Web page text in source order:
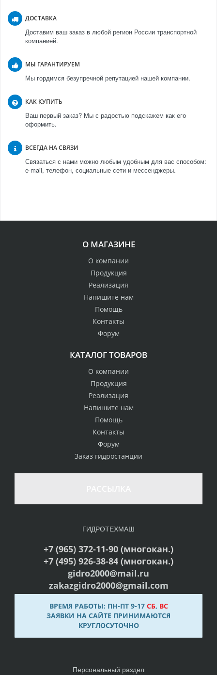
ДОСТАВКА
Доставим ваш заказ в любой регион России транспортной
компанией.
МЫ ГАРАНТИРУЕМ
Мы гордимся безупречной репутацией нашей компании.
КАК КУПИТЬ
Ваш первый заказ? Мы с радостью подскажем как его
оформить.
ВСЕГДА НА СВЯЗИ
Связаться с нами можно любым удобным для вас способом:
e-mail, телефон, социальные сети и мессенджеры.
О МАГАЗИНЕ
О компании
Продукция
Реализация
Напишите нам
Помощь
Контакты
Форум
КАТАЛОГ ТОВАРОВ
О компании
Продукция
Реализация
Напишите нам
Помощь
Контакты
Форум
Заказ гидростанции
ГИДРОТЕХМАШ
+7 (965) 372-11-90 (многокан.)
+7 (495) 926-38-84 (многокан.)
gidro2000@mail.ru
zakazgidro2000@gmail.com
ВРЕМЯ РАБОТЫ: ПН-ПТ 9-17 СБ, ВС
ЗАЯВКИ НА САЙТЕ ПРИНИМАЮТСЯ
КРУГЛОСУТОЧНО
Персональный раздел